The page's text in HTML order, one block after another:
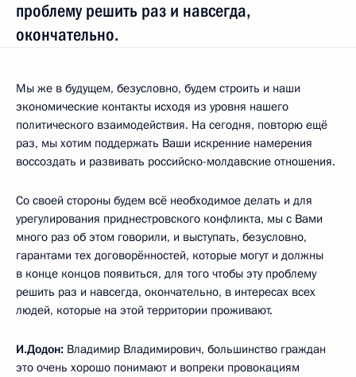
проблему решить раз и навсегда,
окончательно.
Мы же в будущем, безусловно, будем строить и наши
экономические контакты исходя из уровня нашего
политического взаимодействия. На сегодня, повторю ещё
раз, мы хотим поддержать Ваши искренние намерения
воссоздать и развивать российско-молдавские отношения.
Со своей стороны будем всё необходимое делать и для
урегулирования приднестровского конфликта, мы с Вами
много раз об этом говорили, и выступать, безусловно,
гарантами тех договорённостей, которые могут и должны
в конце концов появиться, для того чтобы эту проблему
решить раз и навсегда, окончательно, в интересах всех
людей, которые на этой территории проживают.
И.Додон: Владимир Владимирович, большинство граждан
это очень хорошо понимают и вопреки провокациям